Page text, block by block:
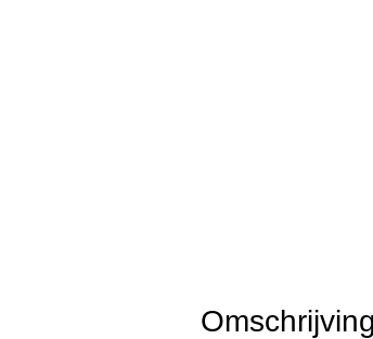
Omschrijving